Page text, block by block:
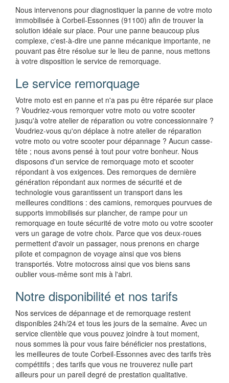
Nous intervenons pour diagnostiquer la panne de votre moto
immobilisée à Corbeil-Essonnes (91100) afin de trouver la
solution idéale sur place. Pour une panne beaucoup plus
complexe, c'est-à-dire une panne mécanique importante, ne
pouvant pas être résolue sur le lieu de panne, nous mettons
à votre disposition le service de remorquage.
Le service remorquage
Votre moto est en panne et n'a pas pu être réparée sur place
? Voudriez-vous remorquer votre moto ou votre scooter
jusqu'à votre atelier de réparation ou votre concessionnaire ?
Voudriez-vous qu'on déplace à notre atelier de réparation
votre moto ou votre scooter pour dépannage ? Aucun casse-
tête ; nous avons pensé à tout pour votre bonheur. Nous
disposons d'un service de remorquage moto et scooter
répondant à vos exigences. Des remorques de dernière
génération répondant aux normes de sécurité et de
technologie vous garantissent un transport dans les
meilleures conditions : des camions, remorques pourvues de
supports immobilisés sur plancher, de rampe pour un
remorquage en toute sécurité de votre moto ou votre scooter
vers un garage de votre choix. Parce que vos deux-roues
permettent d'avoir un passager, nous prenons en charge
pilote et compagnon de voyage ainsi que vos biens
transportés. Votre motocross ainsi que vos biens sans
oublier vous-même sont mis à l'abri.
Notre disponibilité et nos tarifs
Nos services de dépannage et de remorquage restent
disponibles 24h/24 et tous les jours de la semaine. Avec un
service clientèle que vous pouvez joindre à tout moment,
nous sommes là pour vous faire bénéficier nos prestations,
les meilleures de toute Corbeil-Essonnes avec des tarifs très
compétitifs ; des tarifs que vous ne trouverez nulle part
ailleurs pour un pareil degré de prestation qualitative.